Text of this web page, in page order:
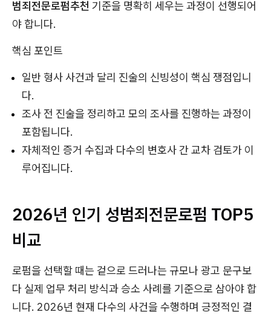
범죄전문로펌추천 기준을 명확히 세우는 과정이 선행되어
야 합니다.
핵심 포인트
일반 형사 사건과 달리 진술의 신빙성이 핵심 쟁점입니
다.
조사 전 진술을 정리하고 모의 조사를 진행하는 과정이
포함됩니다.
자체적인 증거 수집과 다수의 변호사 간 교차 검토가 이
루어집니다.
2026년 인기 성범죄전문로펌 TOP5
비교
로펌을 선택할 때는 겉으로 드러나는 규모나 광고 문구보
다 실제 업무 처리 방식과 승소 사례를 기준으로 삼아야 합
니다. 2026년 현재 다수의 사건을 수행하며 긍정적인 결